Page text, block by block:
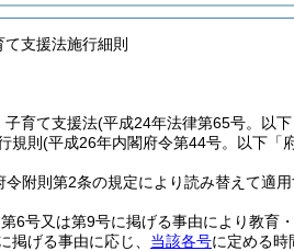
支援法施行細則
子育て支援法(平成24年法律第65号。以
規則 (平成26年内閣府令第44号。以下「
令附則第2条の規定により読み替えて適
6号又は第9号に掲げる事由により教育
掲げる事由に応じ、 当該各号に定める時